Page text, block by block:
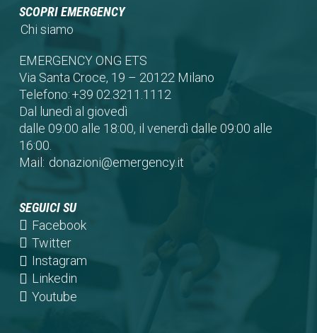
SCOPRI EMERGENCY
Chi siamo
EMERGENCY ONG ETS
Via Santa Croce, 19 – 20122 Milano
Telefono:+39 02.3211.1112
Dal lunedì al giovedì
dalle 09:00 alle 18:00, il venerdì dalle 09:00 alle
16:00.
Mail: donazioni@emergency.it
SEGUICI SU
Facebook(opens
a
Twitter(opens
in
a
new
Instagram(opens
Linkedin(opens
in
Youtube(opens